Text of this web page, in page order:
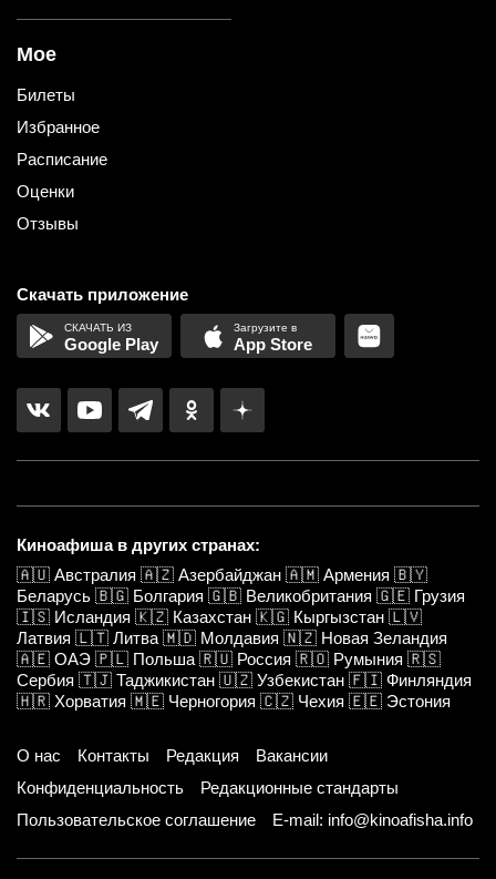
Мое
Билеты
Избранное
Расписание
Оценки
Отзывы
Скачать приложение
Google Play App Store
Киноафиша в других странах:
🇦🇺 Австралия 🇦🇿 Азербайджан 🇦🇲 Армения 🇧🇾
Беларусь 🇧🇬 Болгария 🇬🇧 Великобритания 🇬🇪 Грузия
🇮🇸 Исландия 🇰🇿 Казахстан 🇰🇬 Кыргызстан 🇱🇻
Латвия 🇱🇹 Литва 🇲🇩 Молдавия 🇳🇿 Новая Зеландия
🇦🇪 ОАЭ 🇵🇱 Польша 🇷🇺 Россия 🇷🇴 Румыния 🇷🇸
Сербия 🇹🇯 Таджикистан 🇺🇿 Узбекистан 🇫🇮 Финляндия
🇭🇷 Хорватия 🇲🇪 Черногория 🇨🇿 Чехия 🇪🇪 Эстония
О нас Контакты Редакция
Вакансии
Конфиденциальность
Редакционные стандарты
Пользовательское соглашение
E-mail: info@kinoafisha.info